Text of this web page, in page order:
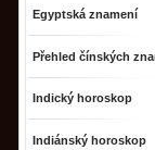
Egyptská znamení
Přehled čínských
Indický horoskop
Indiánský horoskop